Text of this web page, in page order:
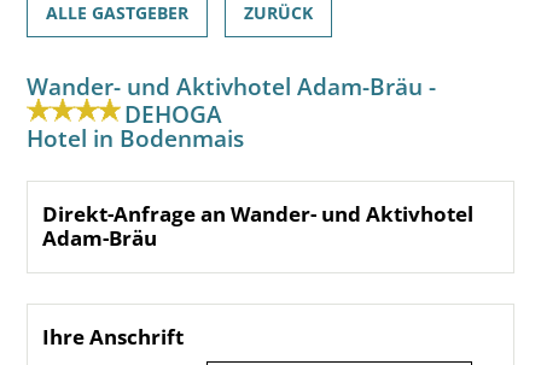
ALLE GASTGEBER ZURÜCK
Wander- und Aktivhotel Adam-Bräu -
DEHOGA
Hotel in Bodenmais
Direkt-Anfrage an Wander- und Aktivhotel
Adam-Bräu
Ihre Anschrift